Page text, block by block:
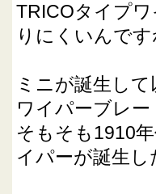
TRICOタイプ
りにくいんで
ミニが誕生し
ワイパーブレ
そもそも1910
イパーが誕生